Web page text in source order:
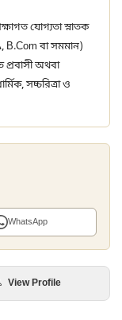
যোগ্যতা স্নাতক
B.Com বা সমমান)
অথবা
সচ্চরিত্রা ও
WhatsApp
View Profile